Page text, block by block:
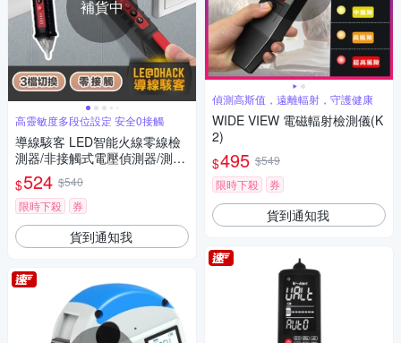
補貨中
高靈敏度多段位設定 安全0接觸
導線駭客 LED智能火線零線檢
測器/非接觸式電壓偵測器/測電
筆
$524 $540
限時下殺
券
貨到通知我
偵測高斯值，遠離輻射，守護健康
WIDE VIEW 電磁輻射檢測儀(K
2)
$495 $549
限時下殺
券
貨到通知我